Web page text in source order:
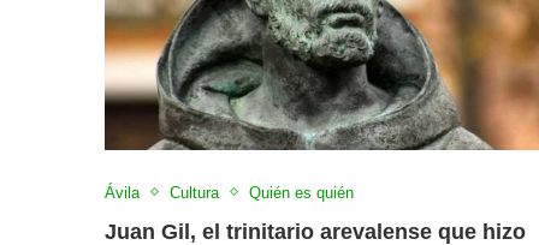
Ávila Cultura Quién es quién
Juan Gil, el trinitario arevalense que hizo